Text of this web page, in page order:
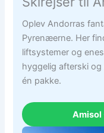
Oplev Andorras
Pyrenæerne. Her
liftsystemer og
hyggelig afterski
én pakke.
Amisol